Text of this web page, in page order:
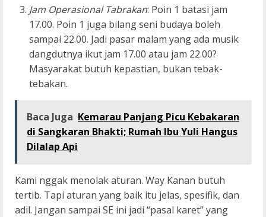
Jam Operasional Tabrakan: Poin 1 batasi jam
17.00. Poin 1 juga bilang seni budaya boleh
sampai 22.00. Jadi pasar malam yang ada musik
dangdutnya ikut jam 17.00 atau jam 22.00?
Masyarakat butuh kepastian, bukan tebak-
tebakan.
Baca Juga Kemarau Panjang Picu Kebakaran
di Sangkaran Bhakti; Rumah Ibu Yuli Hangus
Dilalap Api
Kami nggak menolak aturan. Way Kanan butuh
tertib. Tapi aturan yang baik itu jelas, spesifik, dan
adil. Jangan sampai SE ini jadi “pasal karet” yang